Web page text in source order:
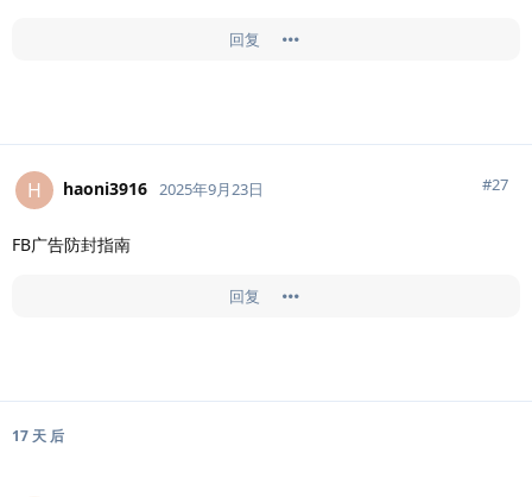
回复
H haoni3916 2025年9月23日 #27
FB广告防封指南
回复
17 天 后